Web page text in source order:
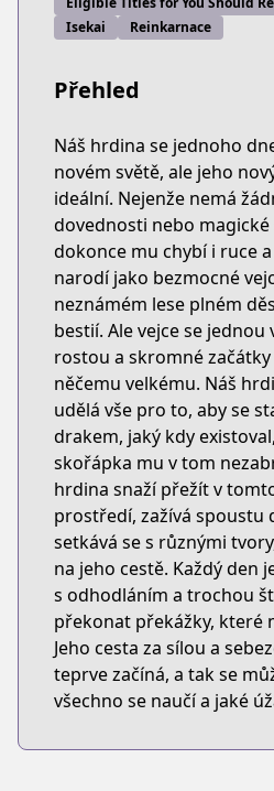
Isekai
Reinkarnace
Přehled
Náš hrdina se jednoho
novém světě, ale jeho
ideální. Nejenže nemá
dovednosti nebo
dokonce mu chybí i ruce
narodí jako bezmocné
neznámém lese plném
bestií. Ale vejce se
rostou a skromné
něčemu velkému. Náš
udělá vše pro to, aby se
drakem, jaký kdy
skořápka mu v tom
hrdina snaží přežít v
prostředí, zažívá spoustu
setkává se s různými
na jeho cestě. Každý den
s odhodláním a trochou
překonat překážky, které
Jeho cesta za sílou a
teprve začíná, a tak se
všechno se naučí a jaké